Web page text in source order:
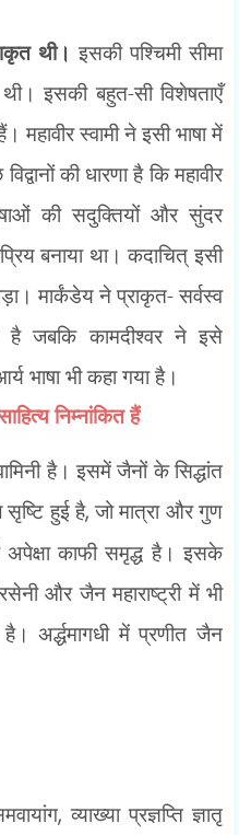
थी। इसकी पश्चिमी सीमा
इसकी बहुत-सी विशेषताएँ
स्वामी ने इसी भाषा में
की धारणा है कि महावीर
की सदुक्तियों और सुंदर
बनाया था। कदाचित् इसी
मार्कंडेय ने प्राकृत- सर्वस्व
जबकि कामदीश्वर ने इसे
भाषा भी कहा गया है।
निम्नांकित हैं
है। इसमें जैनों के सिद्धांत
सृष्टि हुई है,जो मात्रा और गुण
अपेक्षा काफी समृद्ध है। इसके
और जैन महाराष्ट्री में भी
अर्द्धमागधी में प्रणीत जैन
,व्याख्या प्रज्ञप्ति ज्ञातृ